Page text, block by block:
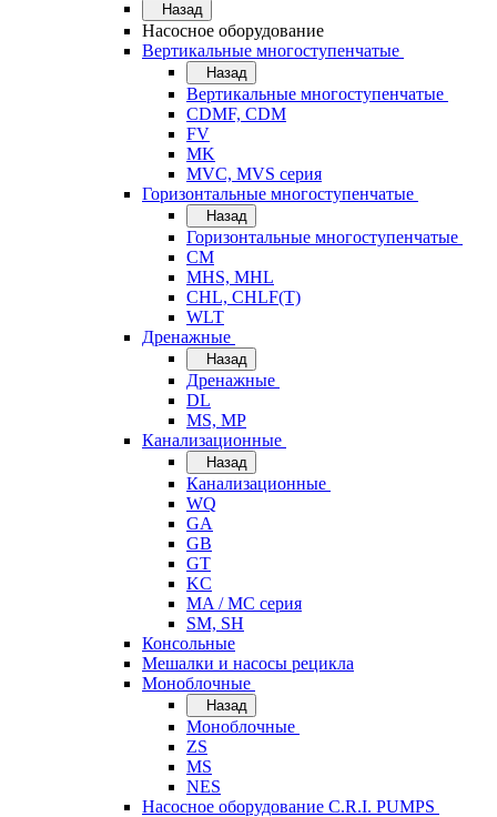
Назад
Насосное оборудование
Вертикальные многоступенчатые
Назад
Вертикальные многоступенчатые
CDMF, CDM
FV
MK
MVC, MVS серия
Горизонтальные многоступенчатые
Назад
Горизонтальные многоступенчатые
CM
MHS, MHL
CHL, CHLF(T)
WLT
Дренажные
Назад
Дренажные
DL
MS, MP
Канализационные
Назад
Канализационные
WQ
GA
GB
GT
KC
MA / MC серия
SM, SH
Консольные
Мешалки и насосы рецикла
Моноблочные
Назад
Моноблочные
ZS
MS
NES
Насосное оборудование C.R.I. PUMPS